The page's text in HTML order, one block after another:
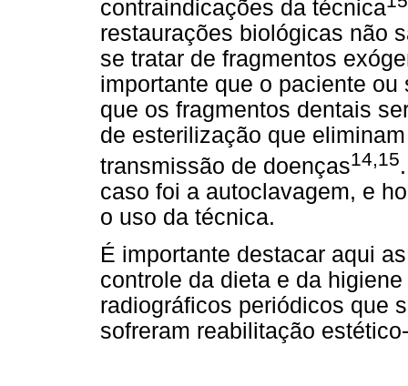
contraindicações da técnica
restaurações biológicas não
se tratar de fragmentos
importante que o paciente
que os fragmentos dentais
de esterilização que
transmissão de doenças14,15
caso foi a autoclavagem, e
o uso da técnica.
É importante destacar aqui
controle da dieta e da
radiográficos periódicos que
sofreram reabilitação